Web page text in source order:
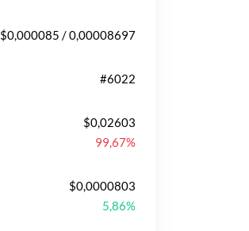
$0,000085 / 0,00008697
#6022
$0,02603
99,67%
$0,0000803
5,86%